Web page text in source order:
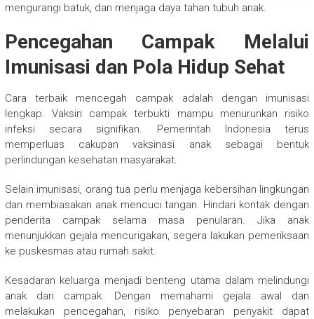
mengurangi batuk, dan menjaga daya tahan tubuh anak.
Pencegahan Campak Melalui
Imunisasi dan Pola Hidup Sehat
Cara terbaik mencegah campak adalah dengan imunisasi
lengkap. Vaksin campak terbukti mampu menurunkan risiko
infeksi secara signifikan. Pemerintah Indonesia terus
memperluas cakupan vaksinasi anak sebagai bentuk
perlindungan kesehatan masyarakat.
Selain imunisasi, orang tua perlu menjaga kebersihan lingkungan
dan membiasakan anak mencuci tangan. Hindari kontak dengan
penderita campak selama masa penularan. Jika anak
menunjukkan gejala mencurigakan, segera lakukan pemeriksaan
ke puskesmas atau rumah sakit.
Kesadaran keluarga menjadi benteng utama dalam melindungi
anak dari campak. Dengan memahami gejala awal dan
melakukan pencegahan, risiko penyebaran penyakit dapat